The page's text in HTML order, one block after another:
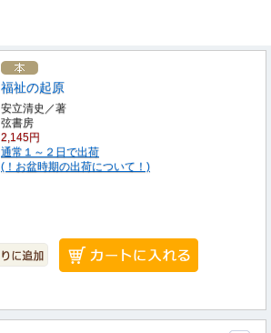
福祉の起原
安立清史／著
弦書房
2,145円
通常１～２日で出荷
(！お盆時期の出荷について！)